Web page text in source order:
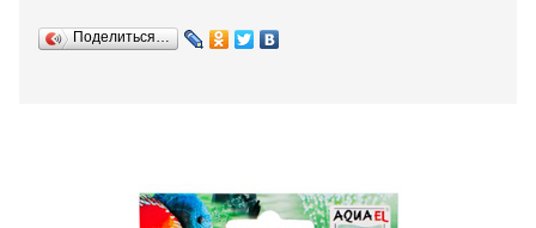
Поделиться…